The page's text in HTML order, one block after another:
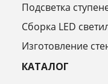
Подсветка
Сборка LED
Изготовление
КАТАЛОГ